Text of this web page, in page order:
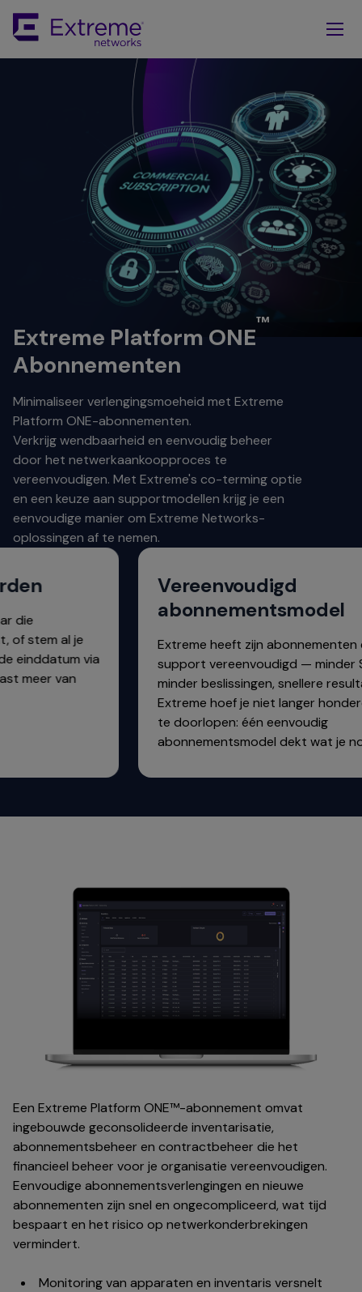
Main
Content
Extreme Platform ONE
™
Abonnementen
Minimaliseer verlengingsmoeheid met Extreme
Platform ONE-abonnementen.
Verkrijg wendbaarheid en eenvoudig beheer
door het netwerkaankoopproces te
vereenvoudigen. Met Extreme's co-terming optie
en een keuze aan supportmodellen krijg je een
eenvoudige manier om Extreme Networks-
oplossingen af te nemen.
die
stem al je
einddatum via
meer van
Vereenvoudigd
abonnementsmodel
Extreme heeft zijn abonnementen
support vereenvoudigd — minder
minder beslissingen, snellere
Extreme hoef je niet langer
te doorlopen: één eenvoudig
abonnementsmodel dekt wat je
Een Extreme Platform ONE™-abonnement omvat
ingebouwde geconsolideerde inventarisatie,
abonnementsbeheer en contractbeheer die het
financieel beheer voor je organisatie vereenvoudigen.
Eenvoudige abonnementsverlengingen en nieuwe
abonnementen zijn snel en ongecompliceerd, wat tijd
bespaart en het risico op netwerkonderbrekingen
vermindert.
Monitoring van apparaten en inventaris versnelt